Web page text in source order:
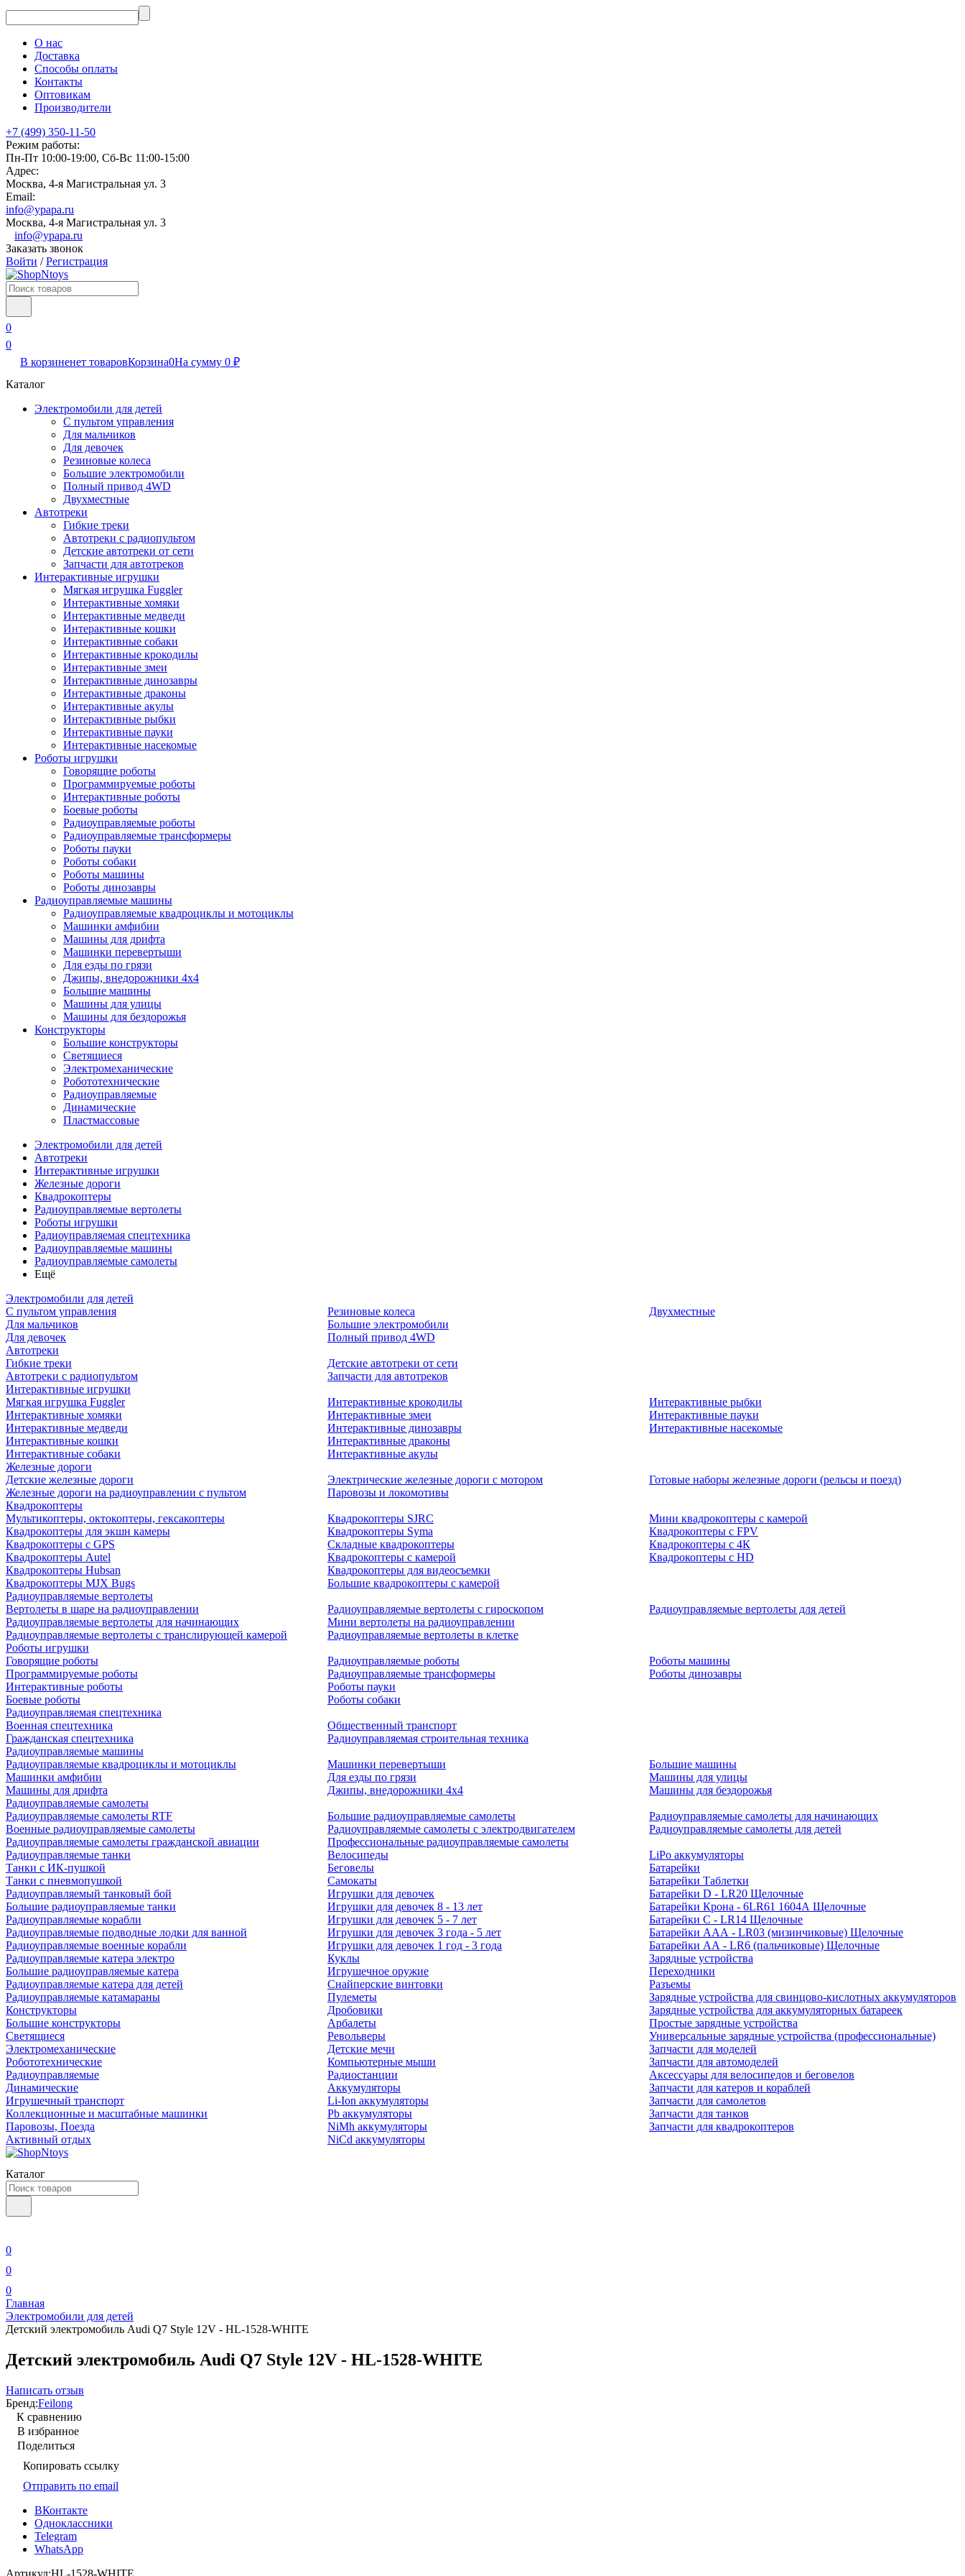
О нас
Доставка
Способы оплаты
Контакты
Оптовикам
Производители
+7 (499) 350-11-50
Режим работы:
Пн-Пт 10:00-19:00, Сб-Вс 11:00-15:00
Адрес:
Москва, 4-я Магистральная ул. 3
Email:
info@ypapa.ru
Москва, 4-я Магистральная ул. 3
info@ypapa.ru
Заказать звонок
Войти /Регистрация
0
0
В корзиненет товаровКорзина0На сумму 0 ₽
Каталог
Электромобили для детей
С пультом управления
Для мальчиков
Для девочек
Резиновые колеса
Большие электромобили
Полный привод 4WD
Двухместные
Автотреки
Гибкие треки
Автотреки с радиопультом
Детские автотреки от сети
Запчасти для автотреков
Интерактивные игрушки
Мягкая игрушка Fuggler
Интерактивные хомяки
Интерактивные медведи
Интерактивные кошки
Интерактивные собаки
Интерактивные крокодилы
Интерактивные змеи
Интерактивные динозавры
Интерактивные драконы
Интерактивные акулы
Интерактивные рыбки
Интерактивные пауки
Интерактивные насекомые
Роботы игрушки
Говорящие роботы
Программируемые роботы
Интерактивные роботы
Боевые роботы
Радиоуправляемые роботы
Радиоуправляемые трансформеры
Роботы пауки
Роботы собаки
Роботы машины
Роботы динозавры
Радиоуправляемые машины
Радиоуправляемые квадроциклы и мотоциклы
Машинки амфибии
Машины для дрифта
Машинки перевертыши
Для езды по грязи
Джипы, внедорожники 4x4
Большие машины
Машины для улицы
Машины для бездорожья
Конструкторы
Большие конструкторы
Светящиеся
Электромеханические
Робототехнические
Радиоуправляемые
Динамические
Пластмассовые
Электромобили для детей
Автотреки
Интерактивные игрушки
Железные дороги
Квадрокоптеры
Радиоуправляемые вертолеты
Роботы игрушки
Радиоуправляемая спецтехника
Радиоуправляемые машины
Радиоуправляемые самолеты
Ещё
Электромобили для детей
С пультом управления
Для мальчиков
Для девочек
Резиновые колеса
Большие электромобили
Полный привод 4WD
Двухместные
Автотреки
Гибкие треки
Автотреки с радиопультом
Детские автотреки от сети
Запчасти для автотреков
Интерактивные игрушки
Мягкая игрушка Fuggler
Интерактивные хомяки
Интерактивные медведи
Интерактивные кошки
Интерактивные собаки
Интерактивные крокодилы
Интерактивные змеи
Интерактивные динозавры
Интерактивные драконы
Интерактивные акулы
Интерактивные рыбки
Интерактивные пауки
Интерактивные насекомые
Железные дороги
Детские железные дороги
Железные дороги на радиоуправлении с пультом
Электрические железные дороги с мотором
Паровозы и локомотивы
Готовые наборы железные дороги (рельсы и поезд)
Квадрокоптеры
Мультикоптеры, октокоптеры, гексакоптеры
Квадрокоптеры для экшн камеры
Квадрокоптеры с GPS
Квадрокоптеры Autel
Квадрокоптеры Hubsan
Квадрокоптеры MJX Bugs
Квадрокоптеры SJRC
Квадрокоптеры Syma
Складные квадрокоптеры
Квадрокоптеры с камерой
Квадрокоптеры для видеосъемки
Большие квадрокоптеры с камерой
Мини квадрокоптеры с камерой
Квадрокоптеры с FPV
Квадрокоптеры с 4К
Квадрокоптеры с HD
Радиоуправляемые вертолеты
Вертолеты в шаре на радиоуправлении
Радиоуправляемые вертолеты для начинающих
Радиоуправляемые вертолеты с транслирующей камерой
Радиоуправляемые вертолеты с гироскопом
Мини вертолеты на радиоуправлении
Радиоуправляемые вертолеты в клетке
Радиоуправляемые вертолеты для детей
Роботы игрушки
Говорящие роботы
Программируемые роботы
Интерактивные роботы
Боевые роботы
Радиоуправляемые роботы
Радиоуправляемые трансформеры
Роботы пауки
Роботы собаки
Роботы машины
Роботы динозавры
Радиоуправляемая спецтехника
Военная спецтехника
Гражданская спецтехника
Общественный транспорт
Радиоуправляемая строительная техника
Радиоуправляемые машины
Радиоуправляемые квадроциклы и мотоциклы
Машинки амфибии
Машины для дрифта
Машинки перевертыши
Для езды по грязи
Джипы, внедорожники 4x4
Большие машины
Машины для улицы
Машины для бездорожья
Радиоуправляемые самолеты
Радиоуправляемые самолеты RTF
Военные радиоуправляемые самолеты
Радиоуправляемые самолеты гражданской авиации
Большие радиоуправляемые самолеты
Радиоуправляемые самолеты с электродвигателем
Профессиональные радиоуправляемые самолеты
Радиоуправляемые самолеты для начинающих
Радиоуправляемые самолеты для детей
Радиоуправляемые танки
Танки с ИК-пушкой
Танки с пневмопушкой
Радиоуправляемый танковый бой
Большие радиоуправляемые танки
Радиоуправляемые корабли
Радиоуправляемые подводные лодки для ванной
Радиоуправляемые военные корабли
Радиоуправляемые катера электро
Большие радиоуправляемые катера
Радиоуправляемые катера для детей
Радиоуправляемые катамараны
Конструкторы
Большие конструкторы
Светящиеся
Электромеханические
Робототехнические
Радиоуправляемые
Динамические
Игрушечный транспорт
Коллекционные и масштабные машинки
Паровозы, Поезда
Активный отдых
Велосипеды
Беговелы
Самокаты
Игрушки для девочек
Игрушки для девочек 8 - 13 лет
Игрушки для девочек 5 - 7 лет
Игрушки для девочек 3 года - 5 лет
Игрушки для девочек 1 год - 3 года
Куклы
Игрушечное оружие
Снайперские винтовки
Пулеметы
Дробовики
Арбалеты
Револьверы
Детские мечи
Компьютерные мыши
Радиостанции
Аккумуляторы
Li-Ion аккумуляторы
Pb аккумуляторы
NiMh аккумуляторы
NiCd аккумуляторы
LiPo аккумуляторы
Батарейки
Батарейки Таблетки
Батарейки D - LR20 Щелочные
Батарейки Крона - 6LR61 1604A Щелочные
Батарейки C - LR14 Щелочные
Батарейки AAA - LR03 (мизинчиковые) Щелочные
Батарейки AA - LR6 (пальчиковые) Щелочные
Зарядные устройства
Переходники
Разъемы
Зарядные устройства для свинцово-кислотных аккумуляторов
Зарядные устройства для аккумуляторных батареек
Простые зарядные устройства
Универсальные зарядные устройства (профессиональные)
Запчасти для моделей
Запчасти для автомоделей
Аксессуары для велосипедов и беговелов
Запчасти для катеров и кораблей
Запчасти для самолетов
Запчасти для танков
Запчасти для квадрокоптеров
Каталог
0
0
0
Главная
Электромобили для детей
Детский электромобиль Audi Q7 Style 12V - HL-1528-WHITE
Детский электромобиль Audi Q7 Style 12V - HL-1528-WHITE
Написать отзыв
Бренд:Feilong
К сравнению
В избранное
Поделиться
Копировать ссылку
Отправить по email
ВКонтакте
Одноклассники
Telegram
WhatsApp
Артикул:HL-1528-WHITE